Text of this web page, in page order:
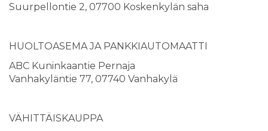
Suurpellontie 2, 07700 Koskenkylän saha
HUOLTOASEMA JA PANKKIAUTOMAATTI
ABC Kuninkaantie Pernaja
Vanhakyläntie 77, 07740 Vanhakylä
VÄHITTÄISKAUPPA